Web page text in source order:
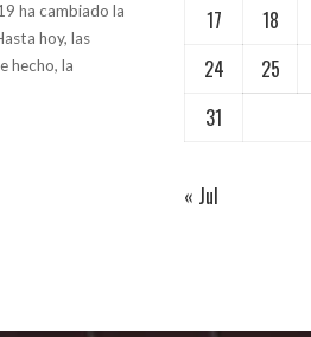
ha cambiado la
hoy, las
hecho, la
17
18
24
25
31
« Jul